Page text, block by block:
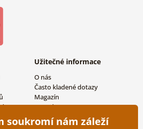
Užitečné informace
O nás
Často kladené dotazy
Magazín
Kontakty
Velkoobchodní spolupráce
soukromí nám záleží